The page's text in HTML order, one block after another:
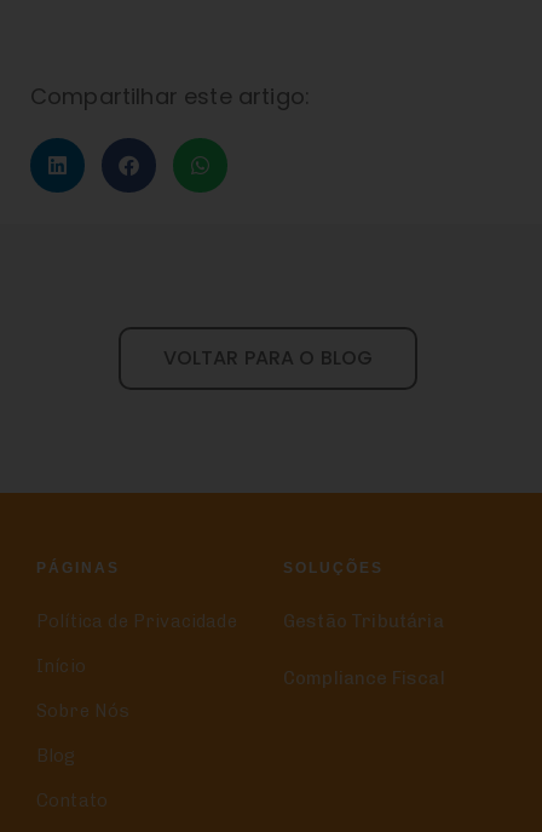
Compartilhar este artigo:
VOLTAR PARA O BLOG
PÁGINAS
Política de Privacidade
Início
Sobre Nós
Blog
Contato
SOLUÇÕES
Gestão Tributária
Compliance Fiscal